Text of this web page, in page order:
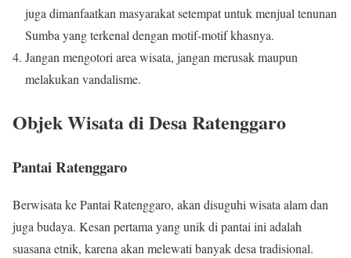
juga dimanfaatkan masyarakat setempat untuk menjual tenunan
Sumba yang terkenal dengan motif-motif khasnya.
Jangan mengotori area wisata, jangan merusak maupun
melakukan vandalisme.
Objek Wisata di Desa Ratenggaro
Pantai Ratenggaro
Berwisata ke Pantai Ratenggaro, akan disuguhi wisata alam dan
juga budaya. Kesan pertama yang unik di pantai ini adalah
suasana etnik, karena akan melewati banyak desa tradisional.